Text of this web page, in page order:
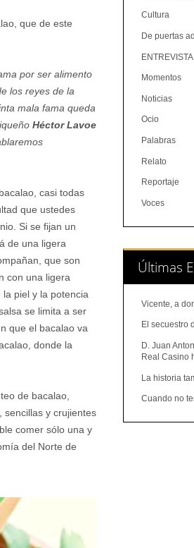
que de este
por ser alimento
los reyes de la
mala fama queda
Héctor Lavoe
casi todas
que ustedes
Si se fijan un
de una ligera
que son
con una ligera
piel y la potencia
se limita a ser
que el bacalao va
donde la
de bacalao,
sencillas y crujientes
comer sólo una y
del Norte de
Cultura
De puertas
ENTREVISTA
Momentos
Noticias
Ocio
Palabras
Relato
Reportaje
Voces
Últimas
Vicente, a
El secuestro
D. Juan
Real Casino
La historia
Cuando no